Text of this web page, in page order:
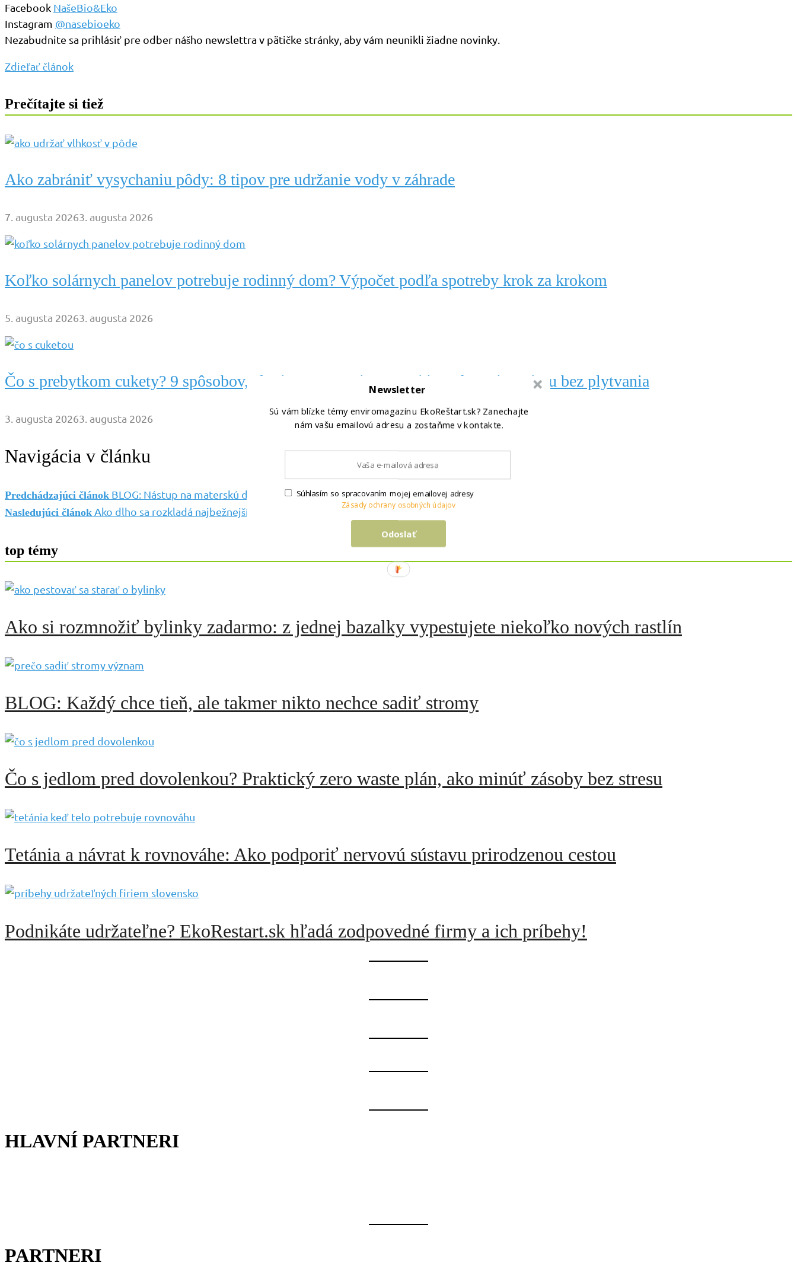
Facebook NašeBio&Eko
Instagram @nasebioeko
Nezabudnite sa prihlásiť pre odber nášho newslettra v pätičke stránky, aby vám neunikli žiadne novinky.
Zdieľať článok
Prečítajte si tiež
Ako zabrániť vysychaniu pôdy: 8 tipov pre udržanie vody v záhrade
7. augusta 20263. augusta 2026
Koľko solárnych panelov potrebuje rodinný dom? Výpočet podľa spotreby krok za krokom
5. augusta 20263. augusta 2026
Čo s prebytkom cukety? 9 spôsobov, ako ju spracovať, zamraziť a uchovať na zimu bez plytvania
3. augusta 20263. augusta 2026
Navigácia v článku
Predchádzajúci článok BLOG: Nástup na materskú dovolenku a zero-waste. Dá sa to vôbec skĺbiť?
Nasledujúci článok Ako dlho sa rozkladá najbežnejší odpad z našich domácností?
top témy
Ako si rozmnožiť bylinky zadarmo: z jednej bazalky vypestujete niekoľko nových rastlín
BLOG: Každý chce tieň, ale takmer nikto nechce sadiť stromy
Čo s jedlom pred dovolenkou? Praktický zero waste plán, ako minúť zásoby bez stresu
Tetánia a návrat k rovnováhe: Ako podporiť nervovú sústavu prirodzenou cestou
Podnikáte udržateľne? EkoRestart.sk hľadá zodpovedné firmy a ich príbehy!
HLAVNÍ PARTNERI
PARTNERI
Newsletter
Sú vám blízke témy enviromagazínu EkoReštart.sk? Zanechajte
nám vašu emailovú adresu a zostaňme v kontakte.
Odoslať
Súhlasím so spracovaním mojej emailovej adresy
Zásady ochrany osobných údajov